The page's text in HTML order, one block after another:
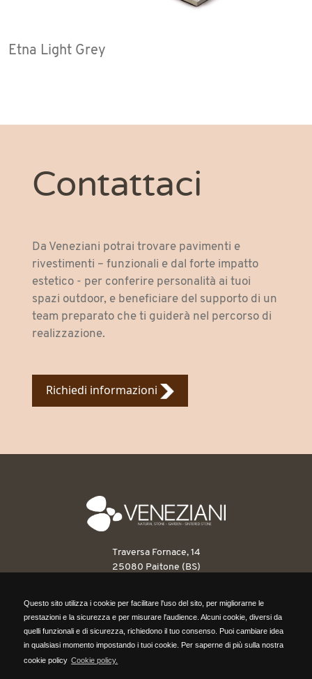
Questo sito utilizza i cookie per facilitare l'uso del sito, per migliorarne le
prestazioni e la sicurezza e per misurare l'audience. Alcuni cookie, diversi da
quelli funzionali e di sicurezza, richiedono il tuo consenso. Puoi cambiare idea
in qualsiasi momento impostando i tuoi cookie. Per saperne di più sulla nostra
Questo sito utilizza i cookie per facilitare l'uso del sito, per migliorarne le
prestazioni e la sicurezza e per misurare l'audience. Alcuni cookie, diversi da
quelli funzionali e di sicurezza, richiedono il tuo consenso. Puoi cambiare idea
in qualsiasi momento impostando i tuoi cookie. Per saperne di più sulla nostra
cookie policy Cookie policy.
Etna Light Grey
Contattaci
Da Veneziani potrai trovare pavimenti e
rivestimenti – funzionali e dal forte impatto
estetico - per conferire personalità ai tuoi
spazi outdoor, e beneficiare del supporto di un
team preparato che ti guiderà nel percorso di
realizzazione.
Richiedi informazioni
Traversa Fornace, 14
25080 Paitone (BS)